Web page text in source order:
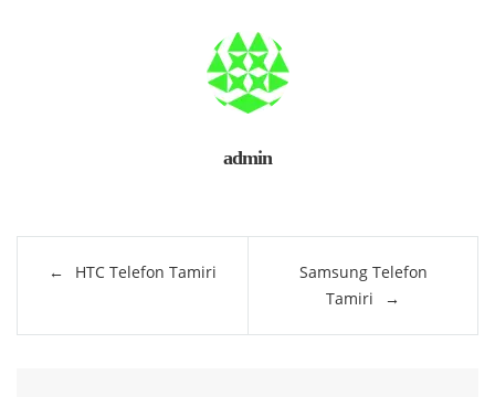
admin
HTC Telefon Tamiri
Samsung Telefon
Tamiri